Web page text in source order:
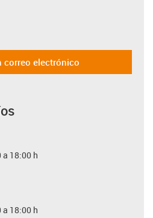
correo electrónico
a 18:00 h
a 18:00 h